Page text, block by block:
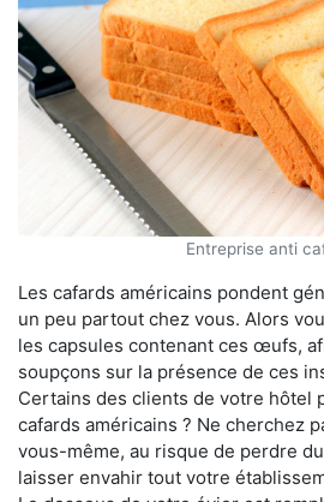
Entreprise anti
Les cafards américains pondent
un peu partout chez vous. Alors
les capsules contenant ces œufs,
soupçons sur la présence de ces
Certains des clients de votre hôtel
cafards américains ? Ne cherchez
vous-même, au risque de perdre
laisser envahir tout votre